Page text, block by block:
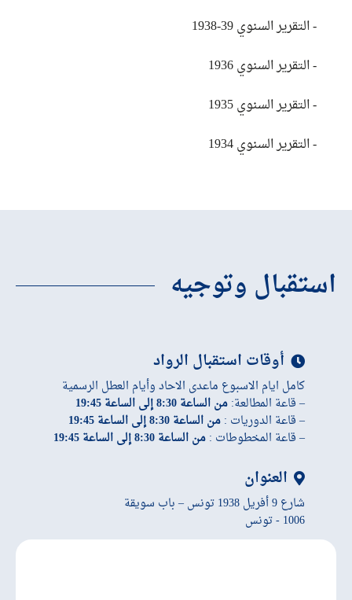
- التقرير السنوي 39-1938
- التقرير السنوي 1936
- التقرير السنوي 1935
- التقرير السنوي 1934
استقبال وتوجيه
أوقات استقبال الرواد
كامل ايام الاسبوع ماعدى الاحاد وأيام العطل الرسمية
– قاعة المطالعة:من الساعة 8:30 إلى الساعة 19:45
– قاعة الدوريات :من الساعة 8:30 إلى الساعة 19:45
– قاعة المخطوطات :من الساعة 8:30 إلى الساعة 19:45
العنوان
شارع 9 أفريل 1938 تونس – باب سويقة
1006 - تونس